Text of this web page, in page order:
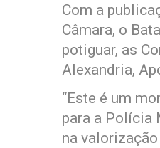
Com a
Câmara, o
potiguar, as
Alexandria,
“Este é um
para a Polícia
na